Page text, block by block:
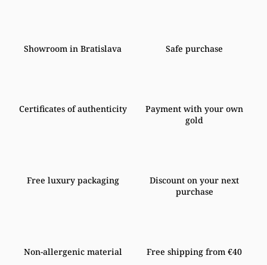
Showroom in Bratislava Safe purchase
Certificates of authenticity
Payment with your own
gold
Free luxury packaging
Discount on your next
purchase
Non-allergenic material Free shipping from €40